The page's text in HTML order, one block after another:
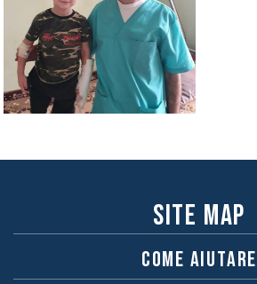
Site map
Come aiutare